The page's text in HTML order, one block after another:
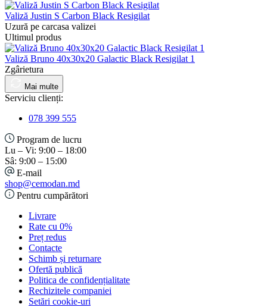
Valiză Justin S Carbon Black Resigilat
Uzură pe carcasa valizei
Ultimul produs
Valiză Bruno 40x30x20 Galactic Black Resigilat 1
Zgârietura
Mai multe
Serviciu clienți:
078 399 555
Program de lucru
Lu – Vi: 9:00 – 18:00
Sâ: 9:00 – 15:00
E-mail
shop@cemodan.md
Pentru cumpărători
Livrare
Rate cu 0%
Preț redus
Contacte
Schimb și returnare
Ofertă publică
Politica de confidențialitate
Rechizitele companiei
Setări cookie-uri